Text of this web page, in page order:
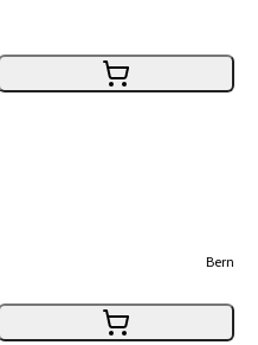
Bern